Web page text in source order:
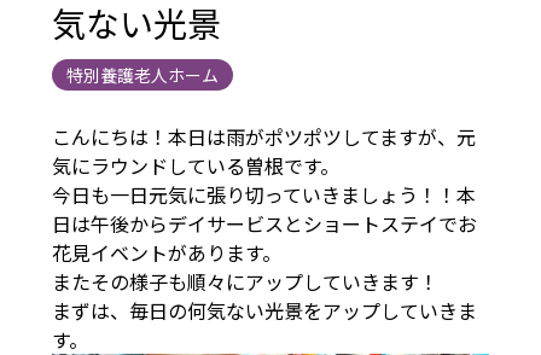
気ない光景
特別養護老人ホーム
こんにちは！本日は雨がポツポツしてますが、元
気にラウンドしている曽根です。
今日も一日元気に張り切っていきましょう！！本
日は午後からデイサービスとショートステイでお
花見イベントがあります。
またその様子も順々にアップしていきます！
まずは、毎日の何気ない光景をアップしていきま
す。